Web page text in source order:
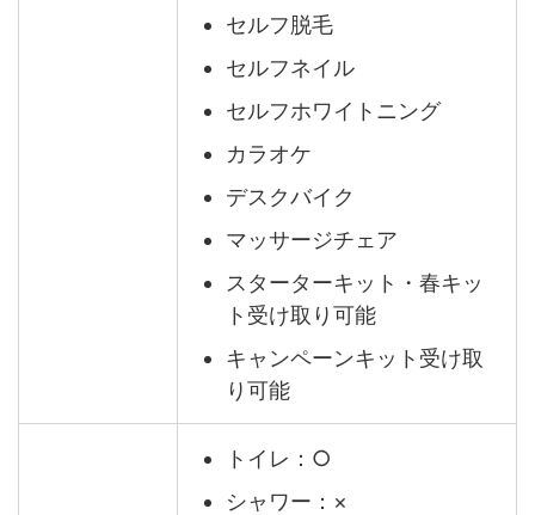
セルフ脱毛
セルフネイル
セルフホワイトニング
カラオケ
デスクバイク
マッサージチェア
スターターキット・春キッ
ト受け取り可能
キャンペーンキット受け取
り可能
トイレ：○
シャワー：×